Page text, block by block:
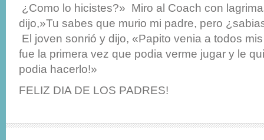
¿Como lo hicistes?» Miro al Coach con
dijo,»Tu sabes que murio mi padre, pero
El joven sonrió y dijo, «Papito venia a todos
fue la primera vez que podia verme jugar y le
podia hacerlo!»
FELIZ DIA DE LOS PADRES!